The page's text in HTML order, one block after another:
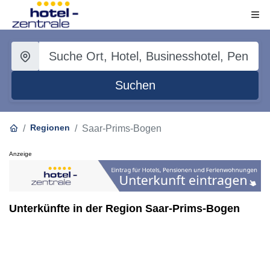
Suchen
Regionen Saar-Prims-Bogen
Anzeige
Unterkünfte in der Region Saar-Prims-Bogen